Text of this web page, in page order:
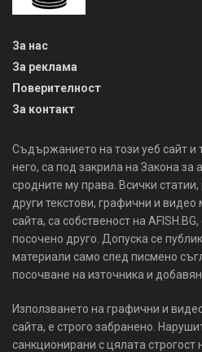
За нас
За реклама
Поверителност
За контакт
Съдържанието на този уеб сайт и
него, са под закрила на Закона за
сродните му права. Всички
други текстови, графични и видео
сайта, са собственост на
посочено друго. Допуска се
материали само след писмено
посочване на източника и
Използването на графични и
сайта, е строго забранено.
санкционирани с цялата